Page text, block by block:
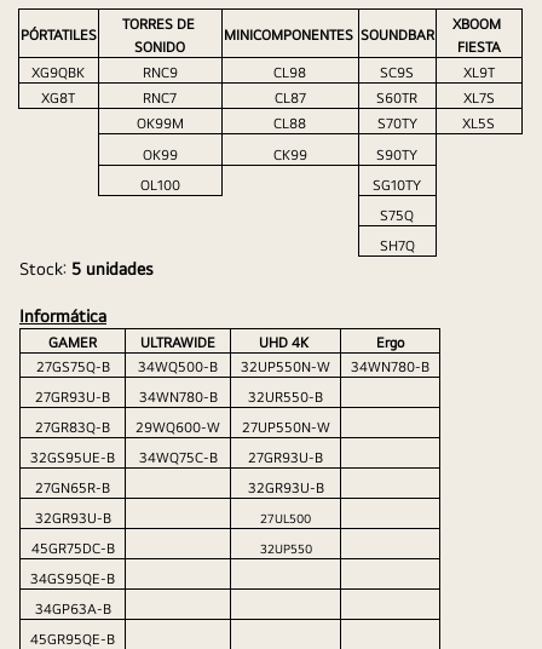
PÓRTATILES
TORRES DE
SONIDO
MINICOMPONENTES SOUNDBAR
XBOOM
FIESTA
XG9QBK
RNC9 CL98 SC9S
XL9T
XG8T
RNC7 CL87 S60TR
XL7S
OK99M
CL88 S70TY
XL5S
OK99
CK99
S90TY
OL100
SG10TY
S75Q
SH7Q
Stock: 5 unidades
Informática
GAMER ULTRAWIDE UHD 4K
Ergo
27GS75Q-B
34WQ500-B 32UP550N-W
34WN780-B
27GR93U-B
34WN780-B
32UR550-B
27GR83Q-B
29WQ600-W
27UP550N-W
32GS95UE-B
34WQ75C-B
27GR93U-B
27GN65R-B
32GR93U-B
32GR93U-B
27UL500
45GR75DC-B 32UP550
34GS95QE-B
34GP63A-B
45GR95QE-B